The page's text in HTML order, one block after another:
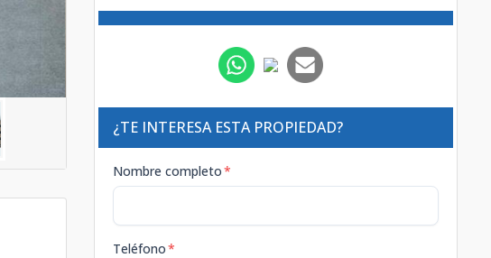
¿TE INTERESA ESTA PROPIEDAD?
Nombre completo*
Teléfono*